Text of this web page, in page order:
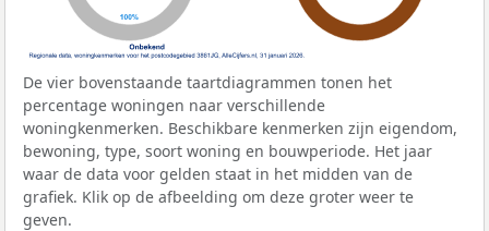
De vier bovenstaande taartdiagrammen tonen het
percentage woningen naar verschillende
woningkenmerken. Beschikbare kenmerken zijn eigendom,
bewoning, type, soort woning en bouwperiode. Het jaar
waar de data voor gelden staat in het midden van de
grafiek. Klik op de afbeelding om deze groter weer te
geven.